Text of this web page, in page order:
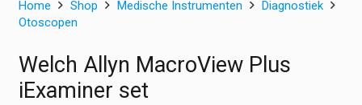
Home Shop Medische Instrumenten
Diagnostiek
Otoscopen
Welch Allyn MacroView Plus
iExaminer set